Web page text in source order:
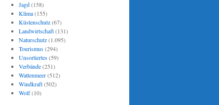
Jagd(158)
Klima(155)
Küstenschutz(67)
Landwirtschaft(131)
Naturschutz(1.095)
Tourismus(294)
Unsortiertes(59)
Verbände(251)
Wattenmeer(512)
Windkraft(502)
Wolf(10)